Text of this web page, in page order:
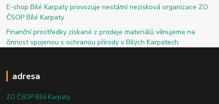
E-shop Bílé Karpaty provozuje nestátní nezisková organizace ZO
ČSOP Bílé Karpaty.
Finanční prostředky získané z prodeje materiálů věnujeme na
činnost spojenou s ochranou přírody v Bílých Karpatech.
adresa
ZO ČSOP Bílé Karpaty